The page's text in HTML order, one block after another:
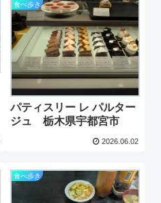
食べ歩き
パティスリー レ パルター
ジュ 栃木県宇都宮市
2026.06.02
食べ歩き